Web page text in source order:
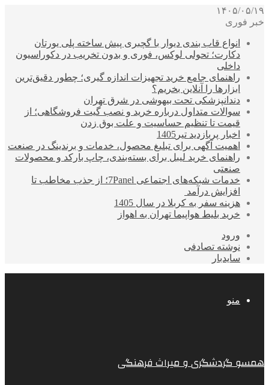
۱۴۰۵/۰۵/۱۹
خبر فوری
انواع قاب بندی دیوار با گچبری پیش ساخته پلی یورتان
دکارت؛ تحولی لوکس، فوری و بدون تخریب در دکوراسیون
داخلی
راهنمای جامع خرید تجهیزات اندازه گیری؛ چطور دقیق‌ترین
ابزارها را آنلاین بخریم؟
دندانپزشکی تحت بیهوشی در شرق تهران
سوالات متداول درباره خرید و نصب گیت فروشگاهی؛ از
قیمت تا تنظیم حساسیت و علت بوق زدن
اخبار پربازدید تیر1405
اهمیت آگهی برای تبلیغ محصول، خدمات و برندینگ در صنعت
راهنمای خرید لیبل برای بسته‌بندی، چاپ بارکد و محصولات
صنعتی
خدمات شبکه‌های اجتماعی 7Panel؛ از جذب مخاطب تا
افزایش درآمد
هزینه سفر به کربلا در سال 1405
خرید بلیط هواپیما تهران به اهواز
ورود
نوشته تصادفی
سایدبار
منو
همسو گردشگری و میراث فرهنگی